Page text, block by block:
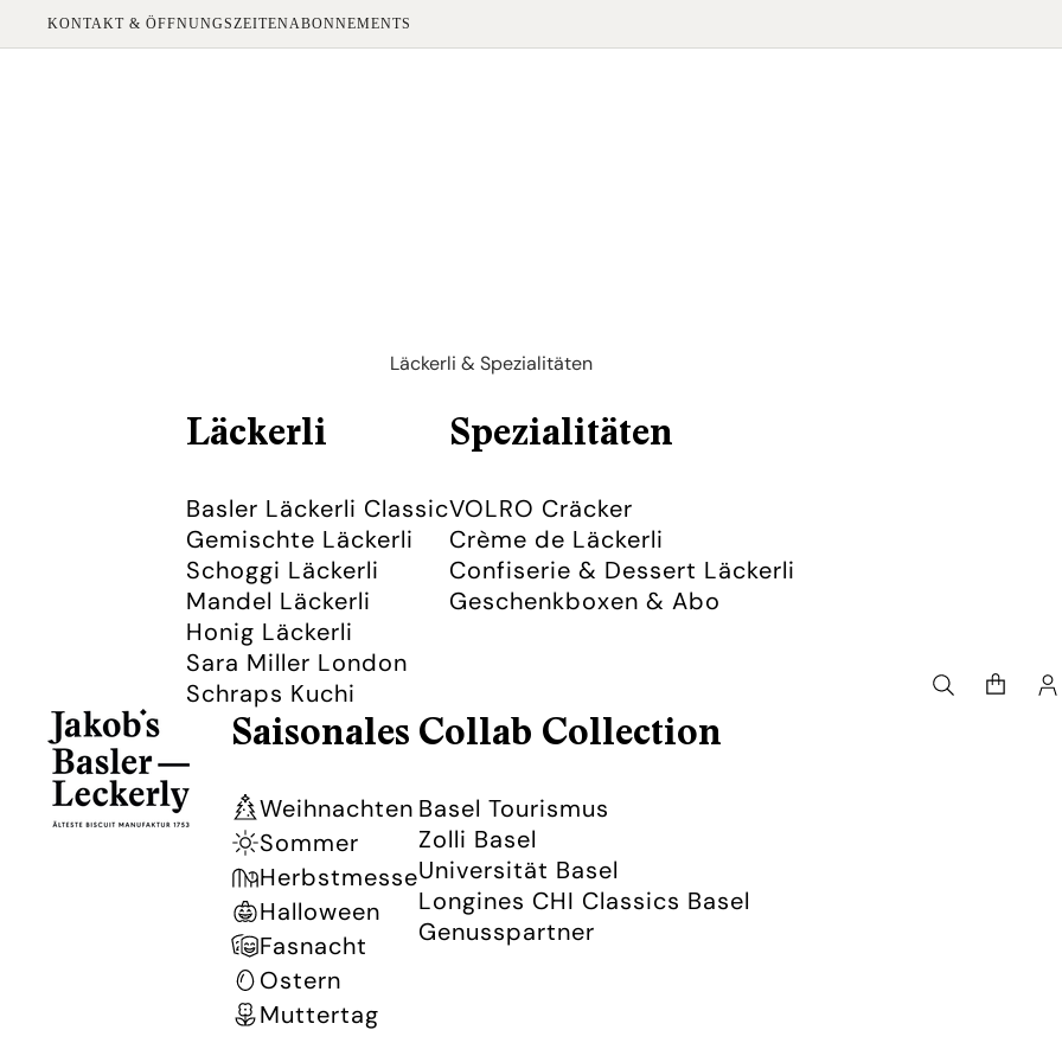
KONTAKT & ÖFFNUNGSZEITENABONNEMENTS
Läckerli & Spezialitäten
Läckerli
Basler Läckerli Classic
Gemischte Läckerli
Schoggi Läckerli
Mandel Läckerli
Honig Läckerli
Sara Miller London
Schraps Kuchi
Spezialitäten
VOLRO Cräcker
Crème de Läckerli
Confiserie & Dessert Läckerli
Geschenkboxen & Abo
Saisonales
Weihnachten
Sommer
Herbstmesse
Halloween
Fasnacht
Ostern
Muttertag
Collab Collection
Basel Tourismus
Zolli Basel
Universität Basel
Longines CHI Classics Basel
Genusspartner
Warenkorb